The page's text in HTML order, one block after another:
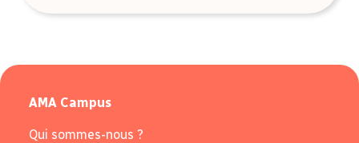
AMA Campus
Qui sommes-nous ?